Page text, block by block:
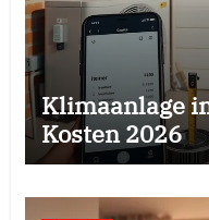
Klimaanlage
Kosten 2026